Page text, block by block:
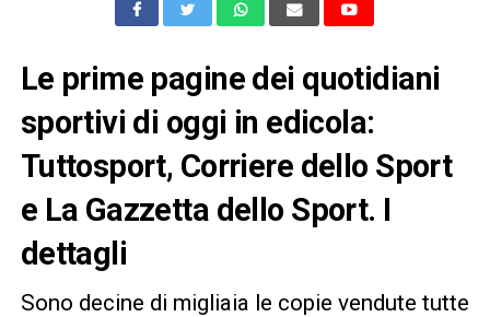
Le prime pagine dei quotidiani
sportivi di oggi in edicola:
Tuttosport, Corriere dello Sport
e La Gazzetta dello Sport. I
dettagli
Sono decine di migliaia le copie vendute tutte